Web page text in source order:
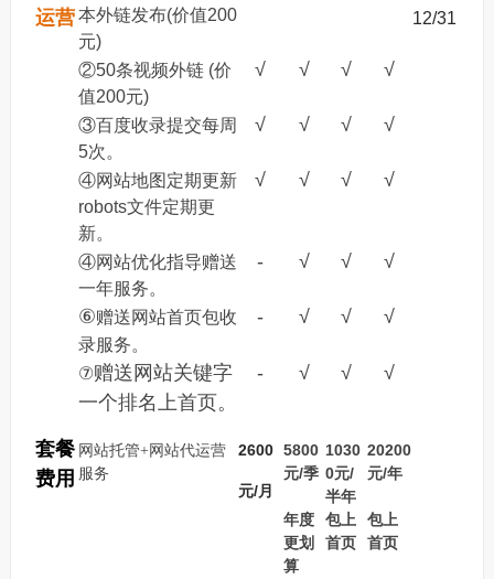
12/31
运营本外链发布(价值200
元)
②50条视频外链 (价
值200元)
√ √ √ √
③百度收录提交每周
5次。
√ √ √ √
④网站地图定期更新
robots文件定期更
新。
√ √ √ √
④网站优化指导赠送
一年服务。
- √ √ √
⑥赠送网站首页包收
录服务。
- √ √ √
⑦赠送网站关键字
一个排名上首页。
- √ √ √
套餐
费用
网站托管+网站代运营
服务
2600
元/月
5800
元/季
1030
0元/
半年
20200
元/年
年度
更划
算
包上
首页
包上
首页